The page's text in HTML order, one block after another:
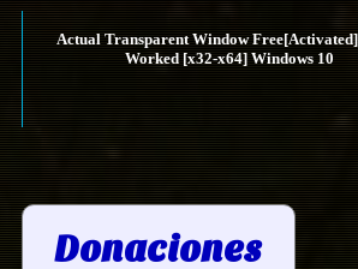
Actual Transparent Window
Worked [x32-x64] Windows 10
Donaciones